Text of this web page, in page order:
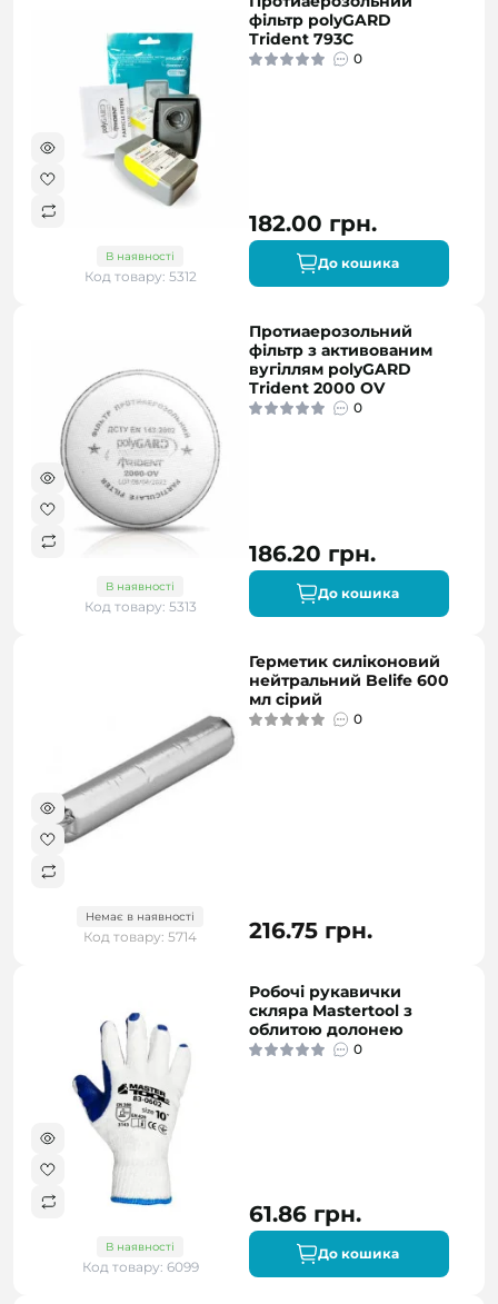
В наявності
Код товару: 5312
фільтр polyGARD
Trident 793С
0
182.00 грн.
До кошика
В наявності
Код товару: 5313
Протиаерозольний
фільтр з активованим
вугіллям polyGARD
Trident 2000 OV
0
186.20 грн.
До кошика
Немає в наявності
Код товару: 5714
Герметик силіконовий
нейтральний Belife 600
мл сірий
0
216.75 грн.
В наявності
Код товару: 6099
Робочі рукавички
скляра Mastertool з
облитою долонею
0
61.86 грн.
До кошика